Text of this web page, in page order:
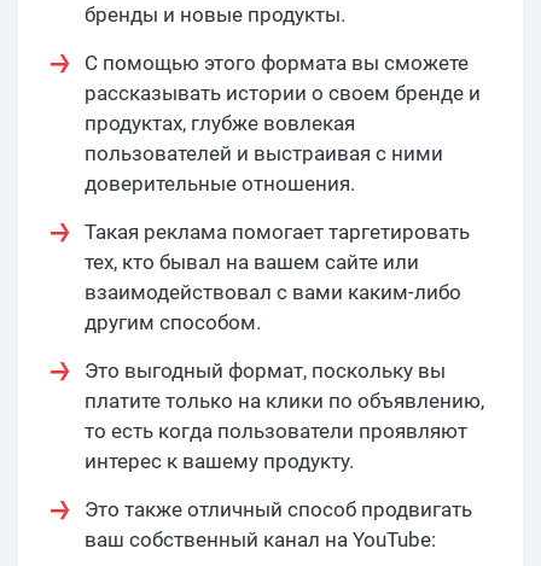
бренды и новые продукты.
С помощью этого формата вы сможете
рассказывать истории о своем бренде и
продуктах, глубже вовлекая
пользователей и выстраивая с ними
доверительные отношения.
Такая реклама помогает таргетировать
тех, кто бывал на вашем сайте или
взаимодействовал с вами каким-либо
другим способом.
Это выгодный формат, поскольку вы
платите только на клики по объявлению,
то есть когда пользователи проявляют
интерес к вашему продукту.
Это также отличный способ продвигать
ваш собственный канал на YouTube: